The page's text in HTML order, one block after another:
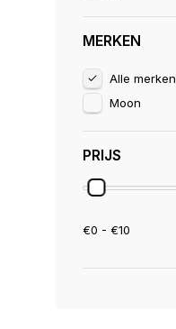
MERKEN
Alle merken
Moon
PRIJS
€0 - €10